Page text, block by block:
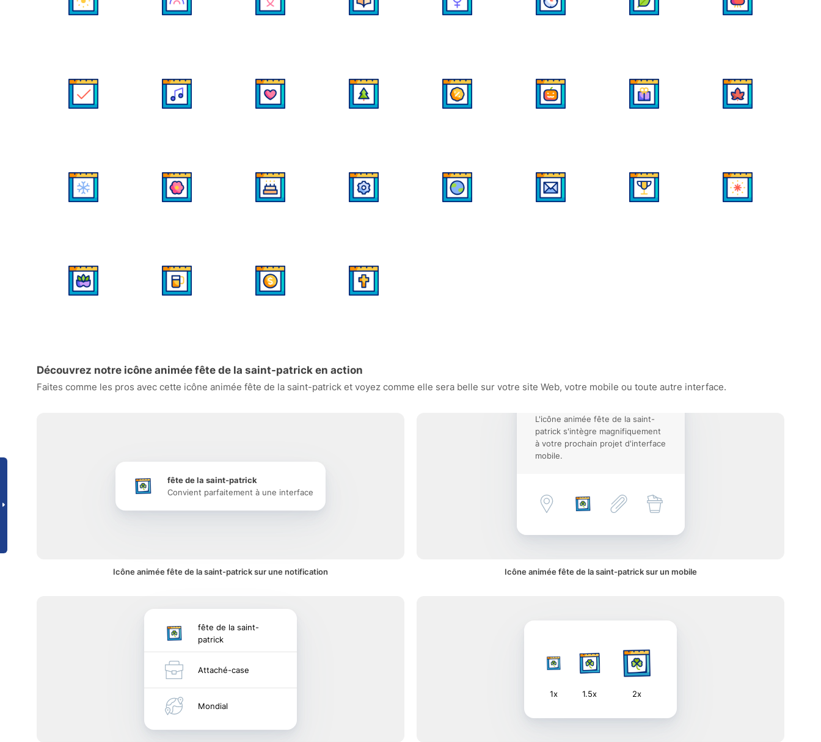
Découvrez notre icône animée fête de la saint-patrick en action
Faites comme les pros avec cette icône animée fête de la saint-patrick et voyez comme elle sera belle sur votre site Web, votre mobile ou toute autre interface.
fête de la saint-patrick
Convient parfaitement à une interface
Icône animée fête de la saint-patrick sur une notification
L'icône animée fête de la saint-
patrick s'intègre magnifiquement
à votre prochain projet d'interface
mobile.
Icône animée fête de la saint-patrick sur un mobile
fête de la saint-
patrick
Attaché-case
Mondial
1x 1.5x 2x